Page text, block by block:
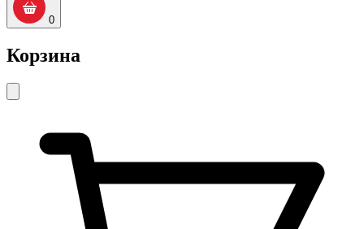
0
Корзина